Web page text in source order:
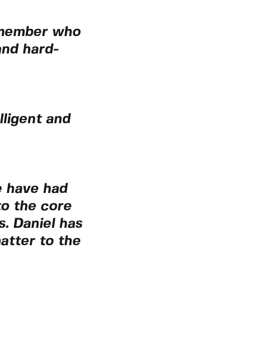
who
hard-
and
have had
the core
Daniel has
to the